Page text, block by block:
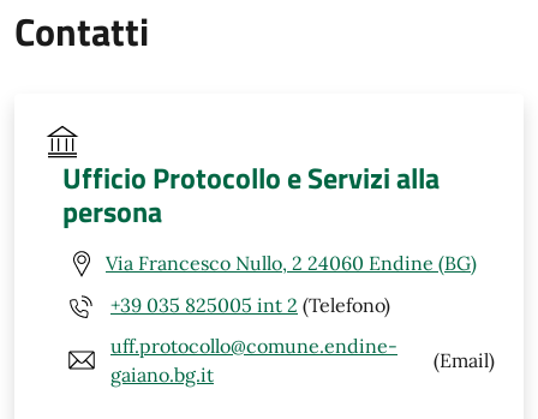
Contatti
Ufficio Protocollo e Servizi alla
persona
Via Francesco Nullo, 2 24060 Endine (BG)
+39 035 825005 int 2 (Telefono)
uff.protocollo@comune.endine-
gaiano.bg.it
(Email)